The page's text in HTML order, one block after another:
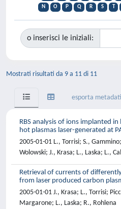
N
O P Q R S T
o inserisci le iniziali:
Mostrati risultati da 9 a 11 di 11
esporta metadati
RBS analysis of ions implanted
hot plasmas laser-generated at
2005-01-01 L., Torrisi; S.,
Wolowski; J., Krasa; L., Laska; L.,
Retrieval of currents of
from laser produced carbon
2005-01-01 J., Krasa; L., Torrisi;
Margarone; L., Laska; R., Rohlena